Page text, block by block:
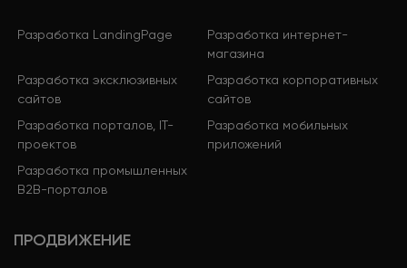
Разработка LandingPage
Разработка интернет-
магазина
Разработка эксклюзивных
сайтов
Разработка корпоративных
сайтов
Разработка порталов, IT-
проектов
Разработка мобильных
приложений
Разработка промышленных
B2B-порталов
ПРОДВИЖЕНИЕ